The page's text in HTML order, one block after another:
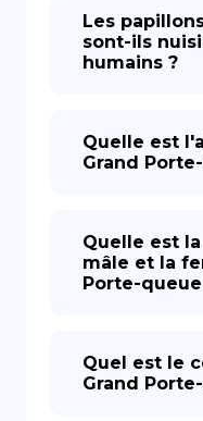
Les
sont-ils
humains ?
Quelle est
Grand
Quelle est
mâle et la
Porte-
Quel est le
Grand